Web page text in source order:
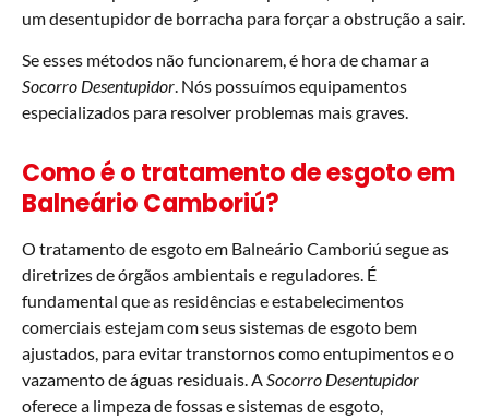
um desentupidor de borracha para forçar a obstrução a sair.
Se esses métodos não funcionarem, é hora de chamar a
Socorro Desentupidor. Nós possuímos equipamentos
especializados para resolver problemas mais graves.
Como é o tratamento de esgoto em
Balneário Camboriú?
O tratamento de esgoto em Balneário Camboriú segue as
diretrizes de órgãos ambientais e reguladores. É
fundamental que as residências e estabelecimentos
comerciais estejam com seus sistemas de esgoto bem
ajustados, para evitar transtornos como entupimentos e o
vazamento de águas residuais. ASocorro Desentupidor
oferece a limpeza de fossas e sistemas de esgoto,